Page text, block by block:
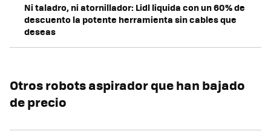
Ni taladro, ni atornillador: Lidl liquida con un 60% de
descuento la potente herramienta sin cables que
deseas
Otros robots aspirador que han bajado
de precio